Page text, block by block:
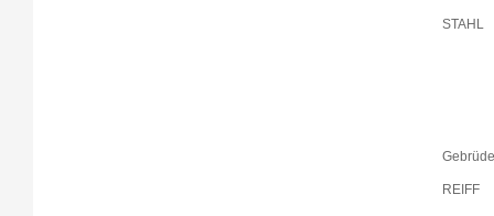
STAHL
REIFF